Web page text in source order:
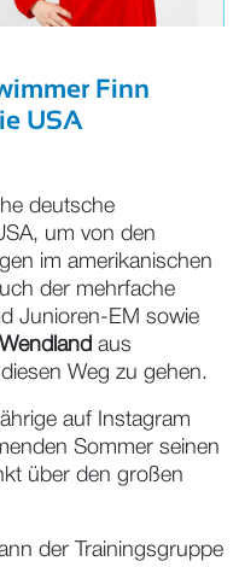
Finn
USA
deutsche
um von den
im amerikanischen
der mehrfache
Junioren-EM sowie
aus
Weg zu gehen.
auf Instagram
Sommer seinen
über den großen
der Trainingsgruppe